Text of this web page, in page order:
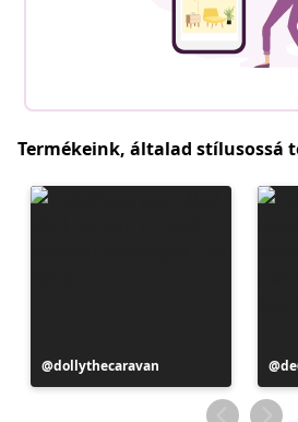
Termékeink, általad stílusossá
Bejegyzés
közzétevője
dollythecaravan